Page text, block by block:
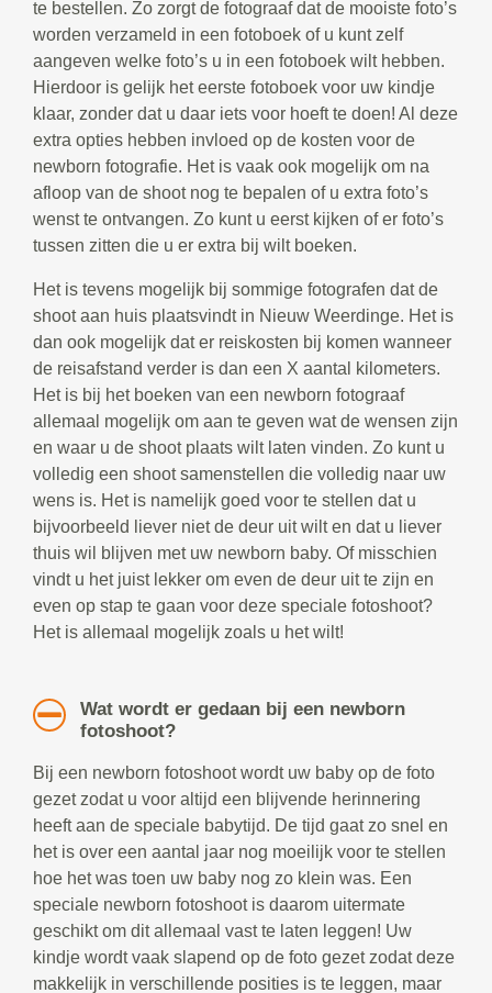
te bestellen. Zo zorgt de fotograaf dat de mooiste foto’s
worden verzameld in een fotoboek of u kunt zelf
aangeven welke foto’s u in een fotoboek wilt hebben.
Hierdoor is gelijk het eerste fotoboek voor uw kindje
klaar, zonder dat u daar iets voor hoeft te doen! Al deze
extra opties hebben invloed op de kosten voor de
newborn fotografie. Het is vaak ook mogelijk om na
afloop van de shoot nog te bepalen of u extra foto’s
wenst te ontvangen. Zo kunt u eerst kijken of er foto’s
tussen zitten die u er extra bij wilt boeken.
Het is tevens mogelijk bij sommige fotografen dat de
shoot aan huis plaatsvindt in Nieuw Weerdinge. Het is
dan ook mogelijk dat er reiskosten bij komen wanneer
de reisafstand verder is dan een X aantal kilometers.
Het is bij het boeken van een newborn fotograaf
allemaal mogelijk om aan te geven wat de wensen zijn
en waar u de shoot plaats wilt laten vinden. Zo kunt u
volledig een shoot samenstellen die volledig naar uw
wens is. Het is namelijk goed voor te stellen dat u
bijvoorbeeld liever niet de deur uit wilt en dat u liever
thuis wil blijven met uw newborn baby. Of misschien
vindt u het juist lekker om even de deur uit te zijn en
even op stap te gaan voor deze speciale fotoshoot?
Het is allemaal mogelijk zoals u het wilt!
Wat wordt er gedaan bij een newborn
fotoshoot?
Bij een newborn fotoshoot wordt uw baby op de foto
gezet zodat u voor altijd een blijvende herinnering
heeft aan de speciale babytijd. De tijd gaat zo snel en
het is over een aantal jaar nog moeilijk voor te stellen
hoe het was toen uw baby nog zo klein was. Een
speciale newborn fotoshoot is daarom uitermate
geschikt om dit allemaal vast te laten leggen! Uw
kindje wordt vaak slapend op de foto gezet zodat deze
makkelijk in verschillende posities is te leggen, maar